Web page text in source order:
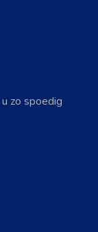
zo spoedig